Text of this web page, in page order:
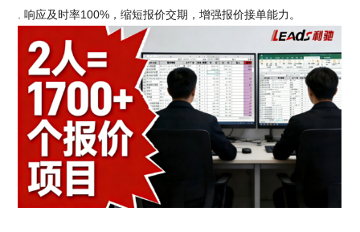
. 响应及时率100%，缩短报价交期，增强报价接单能力。